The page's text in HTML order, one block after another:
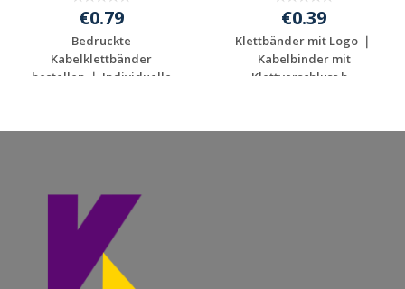
€0.79
Bedruckte
Kabelklettbänder
bestellen ｜ Individuelle
€0.39
Klettbänder mit Logo ｜
Kabelbinder mit
Klettverschluss b...